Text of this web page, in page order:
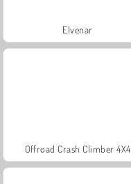
Elvenar
Offroad Crash Climber 4X4